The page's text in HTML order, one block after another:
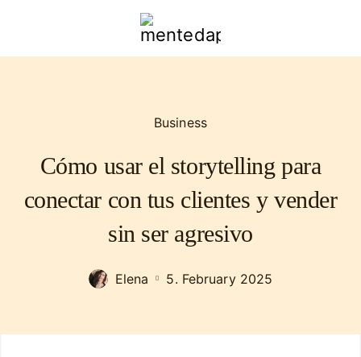
mentedapoder.com
Business
Cómo usar el storytelling para
conectar con tus clientes y vender
sin ser agresivo
Elena 5. February 2025